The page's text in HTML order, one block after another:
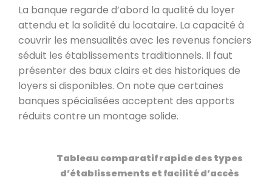
La banque regarde d’abord la qualité du loyer
attendu et la solidité du locataire. La capacité à
couvrir les mensualités avec les revenus fonciers
séduit les établissements traditionnels. Il faut
présenter des baux clairs et des historiques de
loyers si disponibles. On note que certaines
banques spécialisées acceptent des apports
réduits contre un montage solide.
Tableau comparatif rapide des types
d’établissements et facilité d’accès